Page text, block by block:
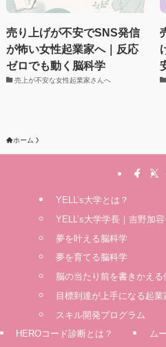
売り上げが不安でSNS発信
が怖い女性起業家へ｜反応
ゼロでも動く脳科学
売上が不安な女性起業家さんへ
ホーム
YELL’s大学とは？
YELL’s大学学長｜吉野加
夢を叶える脳科学
夢を育てる脳科学
脳の当たり前を書きかえ
⽬標到達が上⼿になる起
スキル開発プログラム
HEROコード診断とは？
ム